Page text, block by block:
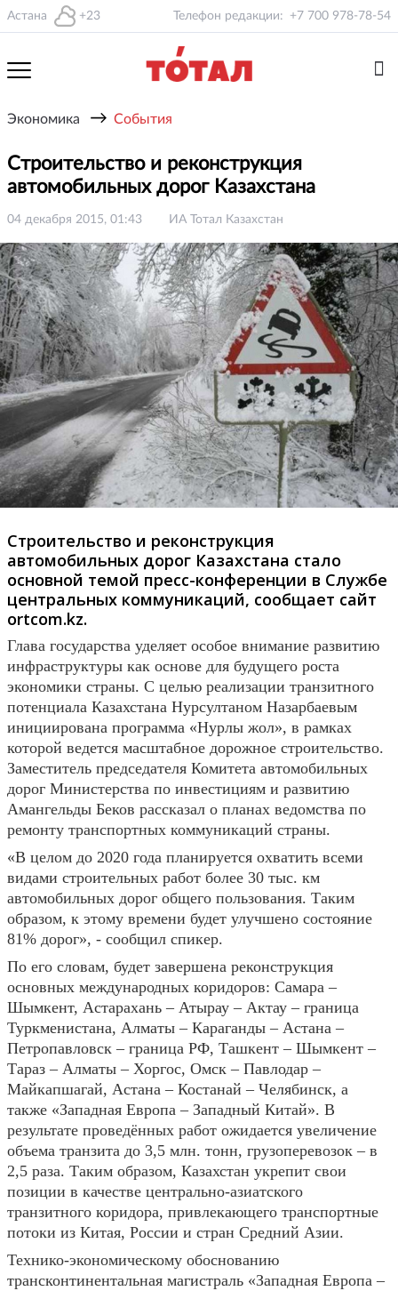
Астана +23 Телефон редакции: +7 700 978-78-54
Экономика → События
Строительство и реконструкция
автомобильных дорог Казахстана
04 декабря 2015, 01:43 ИА Тотал Казахстан
Строительство и реконструкция
автомобильных дорог Казахстана стало
основной темой пресс-конференции в Службе
центральных коммуникаций, сообщает сайт
ortcom.kz.
Глава государства уделяет особое внимание развитию
инфраструктуры как основе для будущего роста
экономики страны. С целью реализации транзитного
потенциала Казахстана Нурсултаном Назарбаевым
инициирована программа «Нурлы жол», в рамках
которой ведется масштабное дорожное строительство.
Заместитель председателя Комитета автомобильных
дорог Министерства по инвестициям и развитию
Амангельды Беков рассказал о планах ведомства по
ремонту транспортных коммуникаций страны.
«В целом до 2020 года планируется охватить всеми
видами строительных работ более 30 тыс. км
автомобильных дорог общего пользования. Таким
образом, к этому времени будет улучшено состояние
81% дорог», - сообщил спикер.
По его словам, будет завершена реконструкция
основных международных коридоров: Самара –
Шымкент, Астарахань – Атырау – Актау – граница
Туркменистана, Алматы – Караганды – Астана –
Петропавловск – граница РФ, Ташкент – Шымкент –
Тараз – Алматы – Хоргос, Омск – Павлодар –
Майкапшагай, Астана – Костанай – Челябинск, а
также «Западная Европа – Западный Китай». В
результате проведённых работ ожидается увеличение
объема транзита до 3,5 млн. тонн, грузоперевозок – в
2,5 раза. Таким образом, Казахстан укрепит свои
позиции в качестве центрально-азиатского
транзитного коридора, привлекающего транспортные
потоки из Китая, России и стран Средний Азии.
Технико-экономическому обоснованию
трансконтинентальная магистраль «Западная Европа –